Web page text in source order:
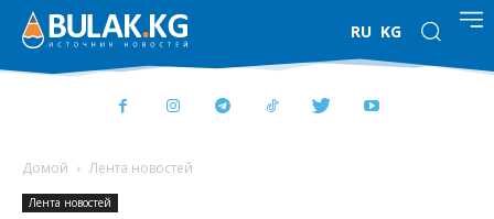
RU KG
Домой Лента новостей
Лента новостей